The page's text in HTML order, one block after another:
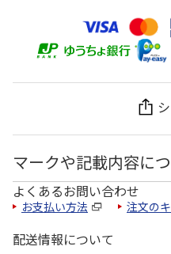
マークや記載内容に
よくあるお問い合わせ
お支払い方法 注文の
配送情報について